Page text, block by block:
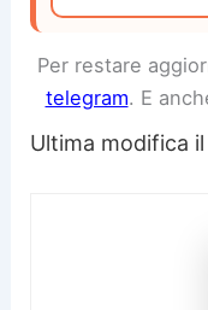
Per restare
telegram. E
Ultima modifica